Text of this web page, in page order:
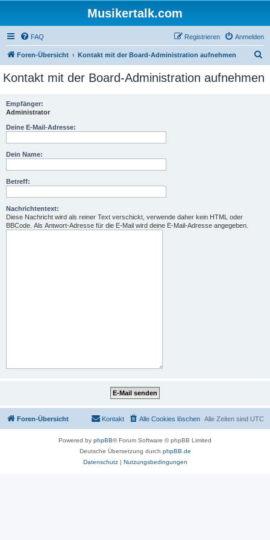
Musikertalk.com
FAQ Anmelden
Registrieren
Foren-Übersicht Kontakt mit der Board-Administration aufnehmen
c
Kontakt mit der Board-Administration aufnehmen
Empfänger:
Administrator
Deine E-Mail-Adresse:
Dein Name:
Betreff:
Nachrichtentext:
Diese Nachricht wird als reiner Text verschickt, verwende daher kein HTML oder
BBCode. Als Antwort-Adresse für die E-Mail wird deine E-Mail-Adresse angegeben.
Foren-Übersicht Alle Zeiten sind UTC
Alle Cookies löschen
Kontakt
Powered by phpBB® Forum Software © phpBB Limited
Deutsche Übersetzung durch phpBB.de
Datenschutz| Nutzungsbedingungen